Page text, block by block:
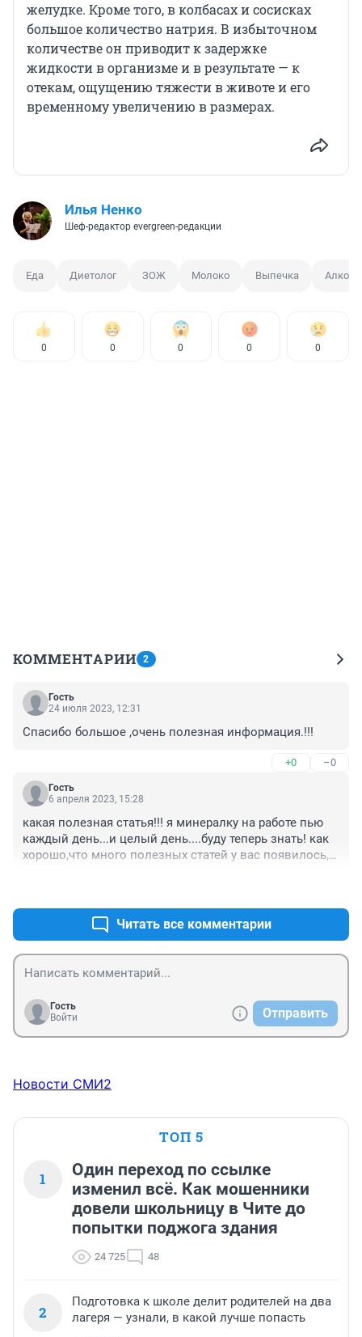
желудке. Кроме того, в колбасах и сосисках
большое количество натрия. В избыточном
количестве он приводит к задержке
жидкости в организме и в результате — к
отекам, ощущению тяжести в животе и его
временному увеличению в размерах.
Илья Ненко
Шеф-редактор evergreen-редакции
Еда Диетолог ЗОЖ Молоко Выпечка
0 0 0 0 0
КОММЕНТАРИИ 2
Гость
24 июля 2023, 12:31
Спасибо большое ,очень полезная информация.!!!
+0 –0
Гость
6 апреля 2023, 15:28
какая полезная статья!!! я минералку на работе пью
каждый день...и целый день....буду теперь знать! как
хорошо,что много полезных статей у вас появилось,
Читать все комментарии
Гость
Войти
Отправить
Новости СМИ2
ТОП 5
1
Один переход по ссылке
изменил всё. Как мошенники
довели школьницу в Чите до
попытки поджога здания
24 725 48
2
Подготовка к школе делит родителей на два
лагеря — узнали, в какой лучше попасть